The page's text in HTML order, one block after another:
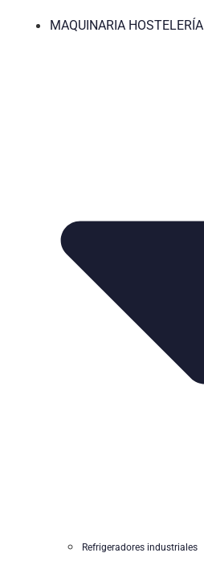
MAQUINARIA HOSTELERÍA
Refrigeradores industriales